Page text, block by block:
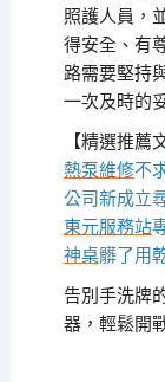
照護人員，
得安全、有
路需要堅持
一次及時的
【精選推薦
熱泵維修不
公司新成立
東元服務站
神桌髒了用
告別手洗牌
器，輕鬆開